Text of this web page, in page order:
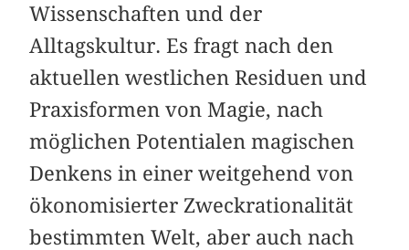
Wissenschaften und der
Alltagskultur. Es fragt nach den
aktuellen westlichen Residuen und
Praxisformen von Magie, nach
möglichen Potentialen magischen
Denkens in einer weitgehend von
ökonomisierter Zweckrationalität
bestimmten Welt, aber auch nach